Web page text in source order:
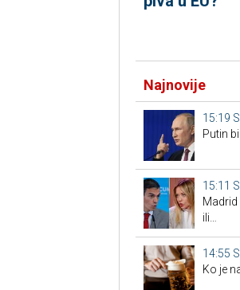
Najnovije
15:19
Putin
15:11
ili…
14:55
Ko je